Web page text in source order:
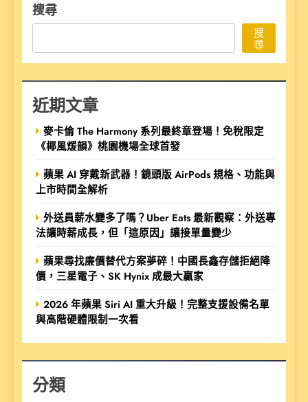
搜尋
搜
尋
近期文章
麥卡倫 The Harmony 系列最終章登場！免稅限定
《椰風煖韻》桃園機場全球首發
蘋果 AI 穿戴新武器！鏡頭版 AirPods 規格、功能與
上市時間全解析
外送員薪水變多了嗎？Uber Eats 最新觀察：外送專
法讓時薪成長，但「這原因」讓接單量變少
蘋果尋找廉價替代方案夢碎！中國長鑫存儲拒絕降
價，三星電子、SK Hynix 成最大贏家
2026 年蘋果 Siri AI 重大升級！完整支援設備名單
與高階硬體限制一次看
分類